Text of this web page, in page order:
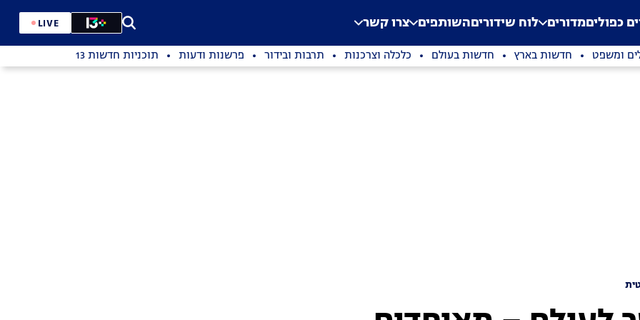
Application error: a
. כפוליםמדורים לוח שידוריםהשותפים צרו קשר LIVE
ומשפט חדשות בארץ חדשות בעולם כלכלה וצרכנות תרבות ובידור פרשנות ודעות תוכניות חדשות 13